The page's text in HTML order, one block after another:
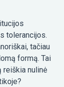
tolerancijos.
tačiau
formą. Tai
nulinė